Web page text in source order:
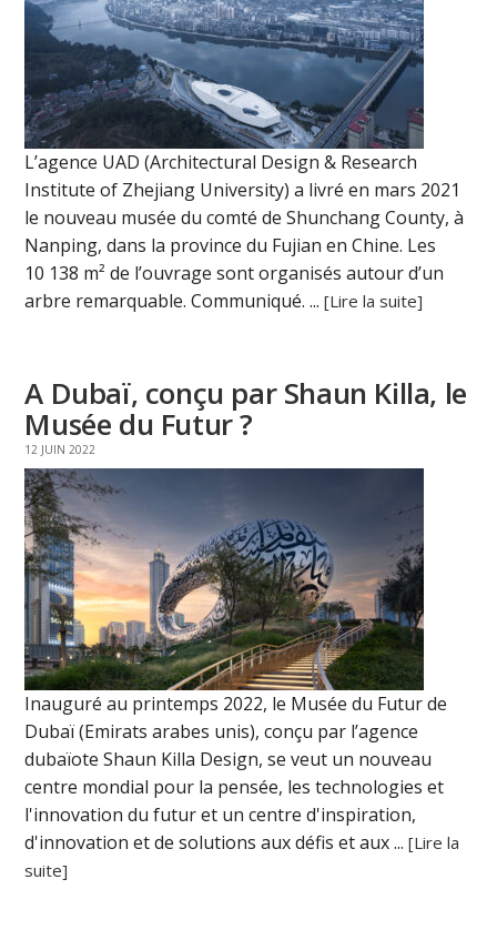
L’agence UAD (Architectural Design & Research
Institute of Zhejiang University) a livré en mars 2021
le nouveau musée du comté de Shunchang County, à
Nanping, dans la province du Fujian en Chine. Les
10 138 m² de l’ouvrage sont organisés autour d’un
arbre remarquable. Communiqué. ...[Lire la suite]
A Dubaï, conçu par Shaun Killa, le
Musée du Futur ?
12 JUIN 2022
Inauguré au printemps 2022, le Musée du Futur de
Dubaï (Emirats arabes unis), conçu par l’agence
dubaïote Shaun Killa Design, se veut un nouveau
centre mondial pour la pensée, les technologies et
l'innovation du futur et un centre d'inspiration,
d'innovation et de solutions aux défis et aux ...[Lire la
suite]